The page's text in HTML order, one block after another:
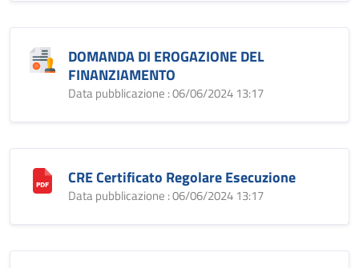
DOMANDA DI EROGAZIONE DEL
FINANZIAMENTO
Data pubblicazione : 06/06/2024 13:17
CRE Certificato Regolare Esecuzione
Data pubblicazione : 06/06/2024 13:17